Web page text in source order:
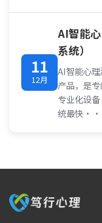
11
12月
AI智能
系统）
AI智能心
产品，是
专业化设
统最快